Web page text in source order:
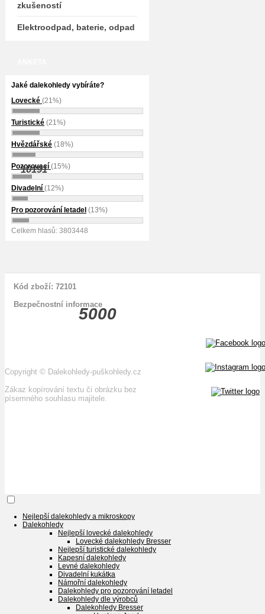
zkušeností
Elektroodpad, baterie, odpad
Jaké dalekohledy vybíráte?
Lovecké (21%)
Turistické (21%)
Hvězdářské (18%)
Pozorovací (15%)
Divadelní (12%)
Pro pozorování letadel (13%)
Celkem hlasů: 3803448
5000
10191
Kód zboží: 72101
Bezpečnostní informace
Copyright © Dalekohledy-puškohledy.cz
Zákaz kopírování textu či obrázku bez
písemného souhlasu majitele.
Nejlepší dalekohledy a mikroskopy
Dalekohledy
Nejlepší lovecké dalekohledy
Lovecké dalekohledy Bresser
Nejlepší turistické dalekohledy
Kapesní dalekohledy
Levné dalekohledy
Divadelní kukátka
Námořní dalekohledy
Dalekohledy pro pozorování letadel
Dalekohledy dle výrobců
Dalekohledy Bresser